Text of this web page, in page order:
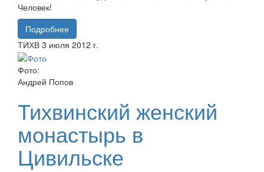
Человек!
Подробнее
ТИХВ 3 июля 2012 г.
Фото:
Андрей Попов
Тихвинский женский
монастырь в
Цивильске